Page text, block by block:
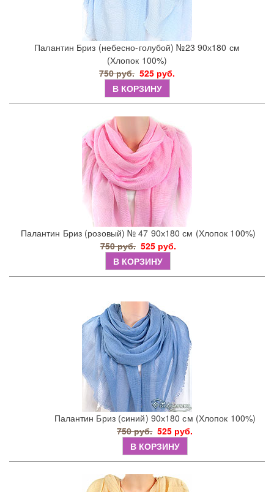
Палантин Бриз (небесно-голубой) №23 90х180 см
(Хлопок 100%)
750 руб. 525 руб.
В КОРЗИНУ
Палантин Бриз (розовый) № 47 90х180 см (Хлопок 100%)
750 руб. 525 руб.
В КОРЗИНУ
Палантин Бриз (синий) 90х180 см (Хлопок 100%)
750 руб. 525 руб.
В КОРЗИНУ